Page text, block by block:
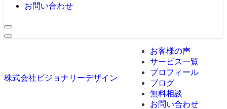
お問い合わせ
株式会社ビジョナリーデザイン
お客様の声
サービス一覧
プロフィール
ブログ
無料相談
お問い合わせ